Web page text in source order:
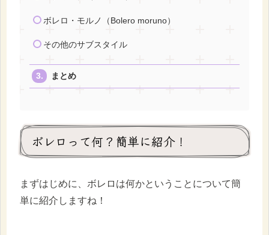
ボレロ・モルノ（Bolero moruno）
その他のサブスタイル
まとめ
ボレロって何？簡単に紹介！
まずはじめに、ボレロは何かということについて簡
単に紹介しますね！